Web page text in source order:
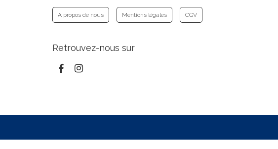
A propos de nous Mentions légales CGV
Retrouvez-nous sur